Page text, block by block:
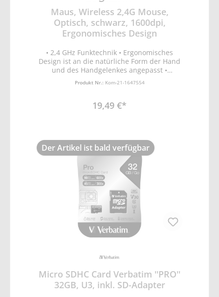
Maus, Wireless 2,4G Mouse,
Optisch, schwarz, 1600dpi,
Ergonomisches Design
• 2,4 GHz Funktechnik • Ergonomisches
Design ist an die natürliche Form der Hand
und des Handgelenkes angepasst •
Optischer Präzisionssensor • Einstellbare
Empfindlichkeit: 1000/1200/1600 dpi • 5
Reichweite: Bis zu 10m • 2x AAA Alkaline
Produkt Nr.: Kom-21-1647554
19,49 €*
Der Artikel ist bald verfügbar
Micro SDHC Card Verbatim ''PRO''
32GB, U3, inkl. SD-Adapter